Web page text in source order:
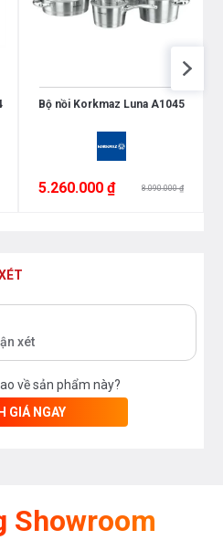
Bộ nồi Korkmaz Luna A1045
5.260.000 ₫ 8.090.000 ₫
xét
về sản phẩm này?
GIÁ NGAY
Showroom